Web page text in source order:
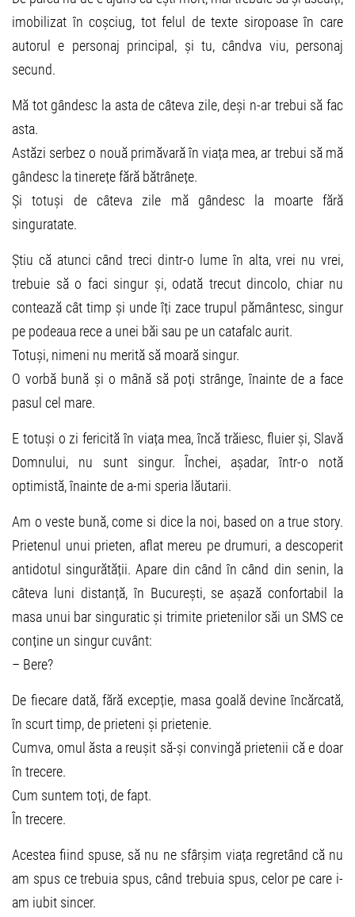
imobilizat în coșciug, tot felul de texte siropoase în care
autorul e personaj principal, și tu, cândva viu, personaj
secund.
Mă tot gândesc la asta de câteva zile, deși n-ar trebui să fac
asta.
Astăzi serbez o nouă primăvară în viața mea, ar trebui să mă
gândesc la tinerețe fără bătrânețe.
Și totuși de câteva zile mă gândesc la moarte fără
singuratate.
Știu că atunci când treci dintr-o lume în alta, vrei nu vrei,
trebuie să o faci singur și, odată trecut dincolo, chiar nu
contează cât timp și unde îți zace trupul pământesc, singur
pe podeaua rece a unei băi sau pe un catafalc aurit.
Totuși, nimeni nu merită să moară singur.
O vorbă bună și o mână să poți strânge, înainte de a face
pasul cel mare.
E totuși o zi fericită în viața mea, încă trăiesc, fluier și, Slavă
Domnului, nu sunt singur. Închei, așadar, într-o notă
optimistă, înainte de a-mi speria lăutarii.
Am o veste bună, come si dice la noi, based on a true story.
Prietenul unui prieten, aflat mereu pe drumuri, a descoperit
antidotul singurătății. Apare din când în când din senin, la
câteva luni distanță, în București, se așază confortabil la
masa unui bar singuratic și trimite prietenilor săi un SMS ce
conține un singur cuvânt:
– Bere?
De fiecare dată, fără excepție, masa goală devine încărcată,
în scurt timp, de prieteni și prietenie.
Cumva, omul ăsta a reușit să-și convingă prietenii că e doar
în trecere.
Cum suntem toți, de fapt.
În trecere.
Acestea fiind spuse, să nu ne sfârșim viața regretând că nu
am spus ce trebuia spus, când trebuia spus, celor pe care i-
am iubit sincer.